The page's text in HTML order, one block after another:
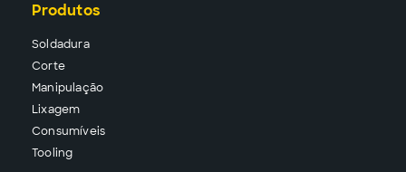
Produtos
Soldadura
Corte
Manipu lação
Lixagem
Consumíveis
Tool ing